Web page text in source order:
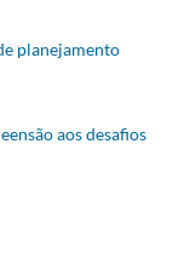
planejamento
aos desafios